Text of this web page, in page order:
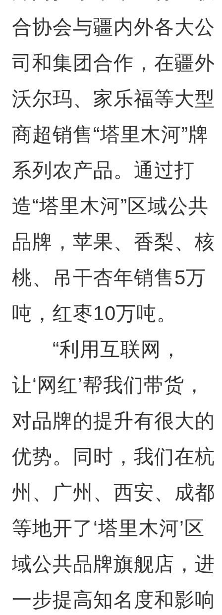
合协会与疆内外各大公
司和集团合作，在疆外
沃尔玛、家乐福等大型
商超销售“塔里木河”牌
系列农产品。通过打
造“塔里木河”区域公共
品牌，苹果、香梨、核
桃、吊干杏年销售5万
吨，红枣10万吨。
“利用互联网，
让‘网红’帮我们带货，
对品牌的提升有很大的
优势。同时，我们在杭
州、广州、西安、成都
等地开了‘塔里木河’区
域公共品牌旗舰店，进
一步提高知名度和影响